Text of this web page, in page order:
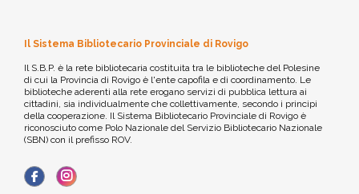
Il Sistema Bibliotecario Provinciale di Rovigo
Il S.B.P. è la rete bibliotecaria costituita tra le biblioteche del Polesine
di cui la Provincia di Rovigo è l'ente capofila e di coordinamento. Le
biblioteche aderenti alla rete erogano servizi di pubblica lettura ai
cittadini, sia individualmente che collettivamente, secondo i principi
della cooperazione. Il Sistema Bibliotecario Provinciale di Rovigo è
riconosciuto come Polo Nazionale del Servizio Bibliotecario Nazionale
(SBN) con il prefisso ROV.